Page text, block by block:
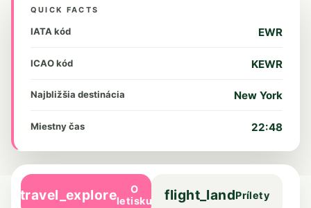
QUICK FACTS
IATA kód EWR
ICAO kód KEWR
Najbližšia destinácia New York
Miestny čas 22:48
travel_explore
O
letisku
flight_landPrílety